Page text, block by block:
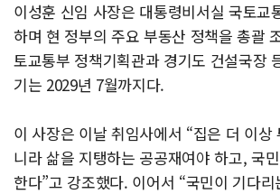
이성훈 신임 사장은 대통령비서실 국토교
하며 현 정부의 주요 부동산 정책을 총괄
토교통부 정책기획관과 경기도 건설국장
기는 2029년 7월까지다.
이 사장은 이날 취임사에서 “집은 더 이상
니라 삶을 지탱하는 공공재여야 하고, 국
한다”고 강조했다. 이어서 “국민이 기다